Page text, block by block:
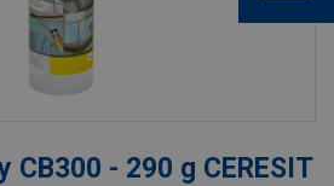
CB300 - 290 g CERESIT